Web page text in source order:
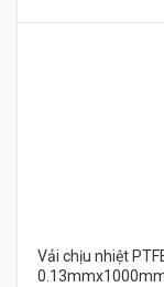
Vải chịu nhiệt